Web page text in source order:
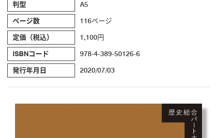
判型 A5
ページ数 116ページ
定価（税込） 1,100円
ISBNコード 978-4-389-50126-6
発行年月日 2020/07/03